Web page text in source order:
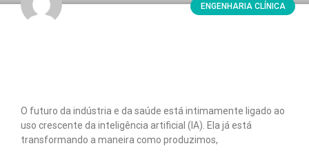
ENGENHARIA CLÍNICA
O futuro da indústria e da saúde está intimamente ligado ao
uso crescente da inteligência artificial (IA). Ela já está
transformando a maneira como produzimos,